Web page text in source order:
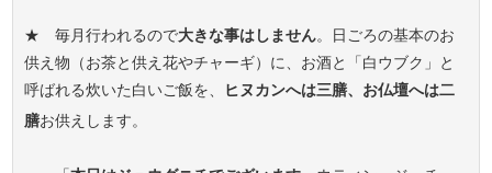
★ 毎月行われるので大きな事はしません。日ごろの基本のお
供え物（お茶と供え花やチャーギ）に、お酒と「白ウブク」と
呼ばれる炊いた白いご飯を、
ヒヌカンへは三膳、お仏壇へは二
膳お供えします。